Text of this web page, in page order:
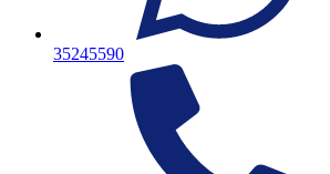
35245590